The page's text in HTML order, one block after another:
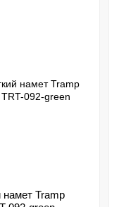
намет Tramp